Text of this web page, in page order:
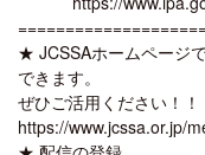
★ JCSSAホームページ
できます。
ぜひご活用ください！！
https://www.jcssa.or.jp/